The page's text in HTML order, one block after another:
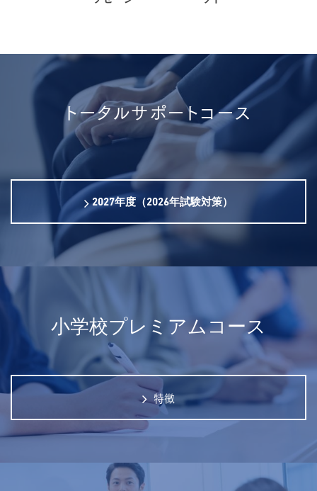
トータルサポートコース
2027年度（2026年試験対策）
小学校プレミアムコース
特徴